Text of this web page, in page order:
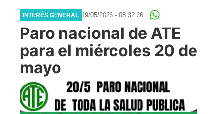
INTERÉS GENERAL 19/05/2026 - 08:32:26
Paro nacional de ATE
para el miércoles 20 de
mayo